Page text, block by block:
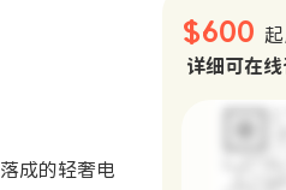
成的轻奢电
$600
详细可在